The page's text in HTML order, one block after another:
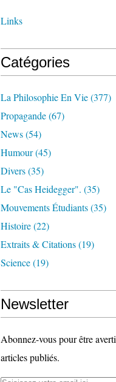
Links
Catégories
La Philosophie En Vie(377)
Propagande(67)
News(54)
Humour(45)
Divers(35)
Le "cas Heidegger". (35)
Mouvements Étudiants(35)
Histoire(22)
Extraits & Citations(19)
Science(19)
Newsletter
Abonnez-vous pour être
articles publiés.